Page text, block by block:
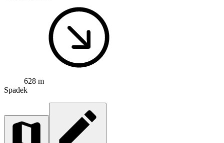
628 m
Spadek